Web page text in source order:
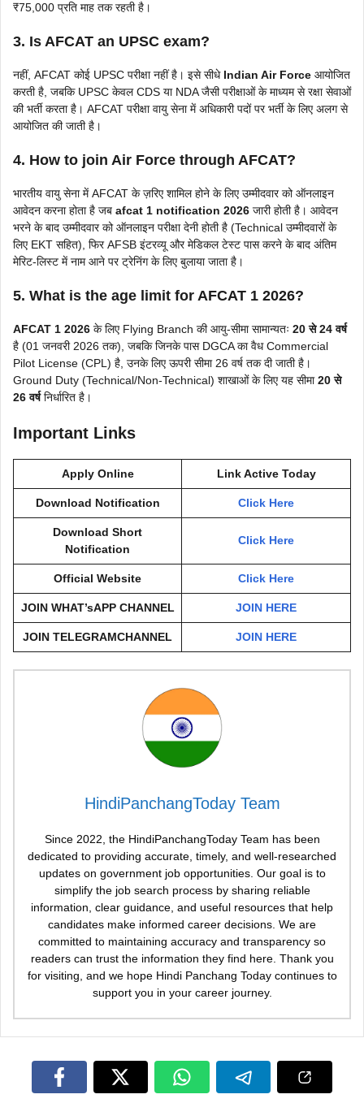
₹75,000 प्रति माह तक रहती है।
3. Is AFCAT an UPSC exam?
नहीं, AFCAT कोई UPSC परीक्षा नहीं है। इसे सीधे Indian Air Force आयोजित
करती है, जबकि UPSC केवल CDS या NDA जैसी परीक्षाओं के माध्यम से रक्षा सेवाओं
की भर्ती करता है। AFCAT परीक्षा वायु सेना में अधिकारी पदों पर भर्ती के लिए अलग से
आयोजित की जाती है।
4. How to join Air Force through AFCAT?
भारतीय वायु सेना में AFCAT के ज़रिए शामिल होने के लिए उम्मीदवार को ऑनलाइन
आवेदन करना होता है जब afcat 1 notification 2026 जारी होती है। आवेदन
भरने के बाद उम्मीदवार को ऑनलाइन परीक्षा देनी होती है (Technical उम्मीदवारों के
लिए EKT सहित), फिर AFSB इंटरव्यू और मेडिकल टेस्ट पास करने के बाद अंतिम
मेरिट-लिस्ट में नाम आने पर ट्रेनिंग के लिए बुलाया जाता है।
5. What is the age limit for AFCAT 1 2026?
AFCAT 1 2026 के लिए Flying Branch की आयु-सीमा सामान्यतः 20 से 24 वर्ष
है (01 जनवरी 2026 तक), जबकि जिनके पास DGCA का वैध Commercial
Pilot License (CPL) है, उनके लिए ऊपरी सीमा 26 वर्ष तक दी जाती है।
Ground Duty (Technical/Non-Technical) शाखाओं के लिए यह सीमा20 से
26 वर्षनिर्धारित है।
Important Links
Apply Online Link Active Today
Download Notification Click Here
Download Short
Notification
Click Here
Official Website Click Here
JOIN WHAT’sAPP CHANNEL JOIN HERE
JOIN TELEGRAMCHANNEL JOIN HERE
HindiPanchangToday Team
Since 2022, the HindiPanchangToday Team has been
dedicated to providing accurate, timely, and well-researched
updates on government job opportunities. Our goal is to
simplify the job search process by sharing reliable
information, clear guidance, and useful resources that help
candidates make informed career decisions. We are
committed to maintaining accuracy and transparency so
readers can trust the information they find here. Thank you
for visiting, and we hope Hindi Panchang Today continues to
support you in your career journey.